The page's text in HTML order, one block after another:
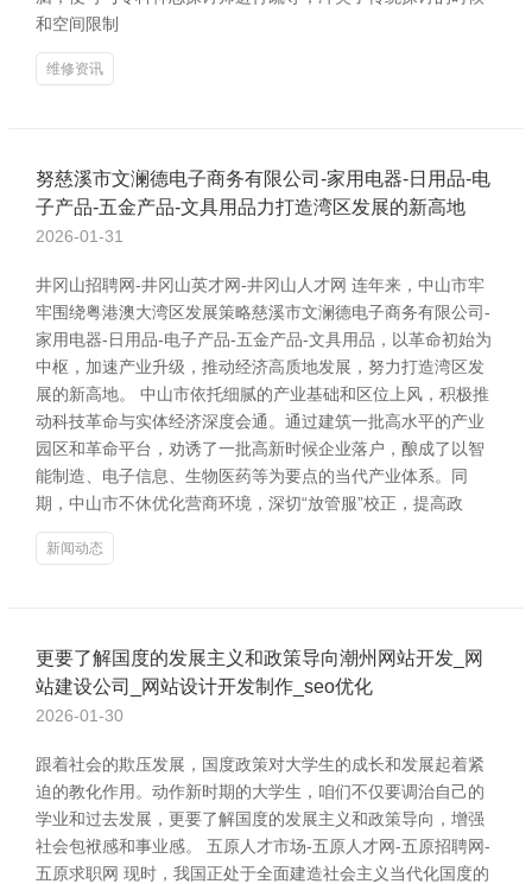
和空间限制
维修资讯
努慈溪市文澜德电子商务有限公司-家用电器-日用品-电
子产品-五金产品-文具用品力打造湾区发展的新高地
2026-01-31
井冈山招聘网-井冈山英才网-井冈山人才网 连年来，中山市牢
牢围绕粤港澳大湾区发展策略慈溪市文澜德电子商务有限公司-
家用电器-日用品-电子产品-五金产品-文具用品，以革命初始为
中枢，加速产业升级，推动经济高质地发展，努力打造湾区发
展的新高地。 中山市依托细腻的产业基础和区位上风，积极推
动科技革命与实体经济深度会通。通过建筑一批高水平的产业
园区和革命平台，劝诱了一批高新时候企业落户，酿成了以智
能制造、电子信息、生物医药等为要点的当代产业体系。同
期，中山市不休优化营商环境，深切“放管服”校正，提高政
新闻动态
更要了解国度的发展主义和政策导向潮州网站开发_网
站建设公司_网站设计开发制作_seo优化
2026-01-30
跟着社会的欺压发展，国度政策对大学生的成长和发展起着紧
迫的教化作用。动作新时期的大学生，咱们不仅要调治自己的
学业和过去发展，更要了解国度的发展主义和政策导向，增强
社会包袱感和事业感。 五原人才市场-五原人才网-五原招聘网-
五原求职网 现时，我国正处于全面建造社会主义当代化国度的